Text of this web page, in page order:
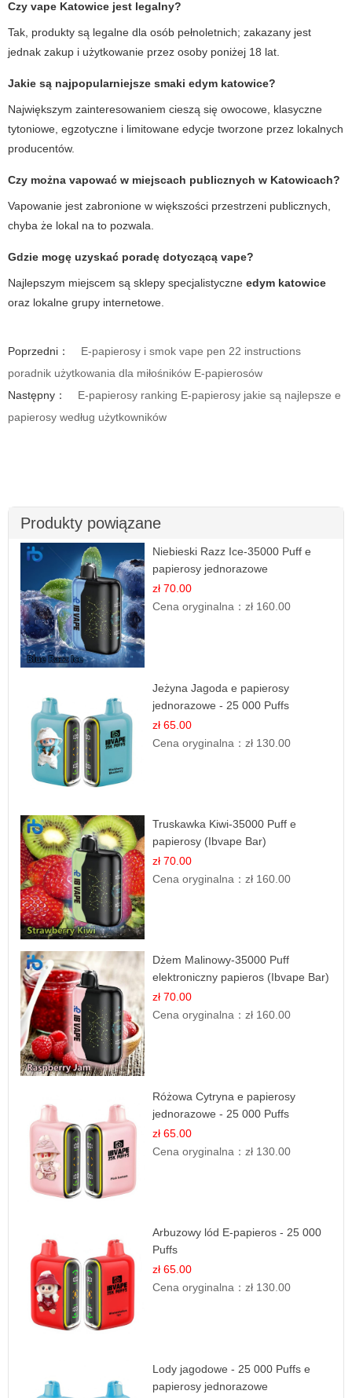
Czy vape Katowice jest legalny?
Tak, produkty są legalne dla osób pełnoletnich; zakazany jest
jednak zakup i użytkowanie przez osoby poniżej 18 lat.
Jakie są najpopularniejsze smaki edym katowice?
Największym zainteresowaniem cieszą się owocowe, klasyczne
tytoniowe, egzotyczne i limitowane edycje tworzone przez lokalnych
producentów.
Czy można vapować w miejscach publicznych w Katowicach?
Vapowanie jest zabronione w większości przestrzeni publicznych,
chyba że lokal na to pozwala.
Gdzie mogę uzyskać poradę dotyczącą vape?
Najlepszym miejscem są sklepy specjalistyczne edym katowice
oraz lokalne grupy internetowe.
Poprzedni：
E-papierosy i smok vape pen 22 instructions
poradnik użytkowania dla miłośników E-papierosów
Następny：
E-papierosy ranking E-papierosy jakie są najlepsze e
papierosy według użytkowników
Produkty powiązane
Niebieski Razz Ice-35000 Puff e
papierosy jednorazowe
zł 70.00
Cena oryginalna：zł 160.00
Jeżyna Jagoda e papierosy
jednorazowe - 25 000 Puffs
zł 65.00
Cena oryginalna：zł 130.00
Truskawka Kiwi-35000 Puff e
papierosy (Ibvape Bar)
zł 70.00
Cena oryginalna：zł 160.00
Dżem Malinowy-35000 Puff
elektroniczny papieros (Ibvape Bar)
zł 70.00
Cena oryginalna：zł 160.00
Różowa Cytryna e papierosy
jednorazowe - 25 000 Puffs
zł 65.00
Cena oryginalna：zł 130.00
Arbuzowy lód E-papieros - 25 000
Puffs
zł 65.00
Cena oryginalna：zł 130.00
Lody jagodowe - 25 000 Puffs e
papierosy jednorazowe